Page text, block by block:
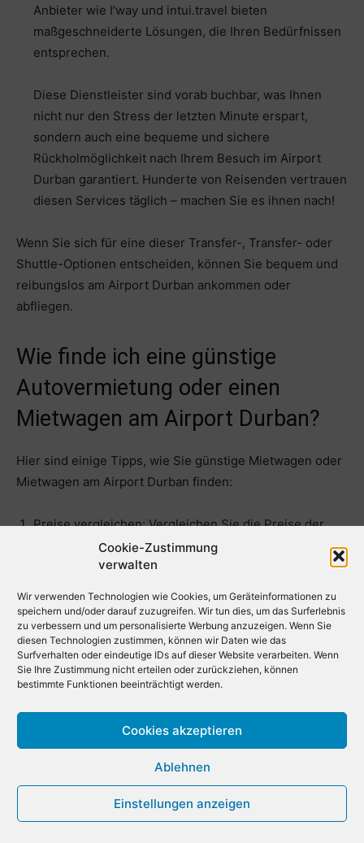
Cookie-Zustimmung
verwalten
Wir verwenden Technologien wie Cookies, um Geräteinformationen zu
speichern und/oder darauf zuzugreifen. Wir tun dies, um das Surferlebnis
zu verbessern und um personalisierte Werbung anzuzeigen. Wenn Sie
diesen Technologien zustimmen, können wir Daten wie das
Surfverhalten oder eindeutige IDs auf dieser Website verarbeiten. Wenn
Sie Ihre Zustimmung nicht erteilen oder zurückziehen, können
bestimmte Funktionen beeinträchtigt werden.
Cookies akzeptieren
Ablehnen
Einstellungen anzeigen
Anbieter wie I’way und intui.travel bieten
maßgeschneiderte Lösungen, die Ihren Bedürfnissen
entsprechen.
Diese Dienstleister sind vorab buchbar, was Ihnen
nicht nur den Stress der letzten Minute erspart,
sondern auch eine bequeme und sichere
Rückholmöglichkeit nach Ihrem Besuch im Airport
Durban garantiert. Hunderte von Reisenden vertrauen
diesen Services täglich – machen Sie es ihnen nach!
Wenn Sie sich für eine dieser Transfer-, Transfer- oder
Shuttle-Optionen entscheiden, können Sie bequem und
reibungslos am Airport Durban ankommen oder
abfliegen.
Wie finde ich eine günstige
Autovermietung oder einen
Mietwagen am Airport Durban?
Hier sind einige Tipps, wie Sie günstige Mietwagen oder
Mietwagen am Airport Durban finden:
Preise vergleichen: Vergleichen Sie die Preise der
verschiedenen Autovermietungen am Airport Durban.
Nutzen Sie hierfür Online-Vergleichsplattformen und
Economybookings.com, Discover Cars, Localrent.com,
Getrentacar.com und AutoEurope. Durch diese
Plattformen haben Sie nicht nur Zugriff auf Angebote
von großen Vermietern wie Hertz, Enterprise, Alamo,
Avis, Buchbinder, Budget, Dollar und Thrifty, sondern
können sich auch sicher sein, die besten verfügbaren
Preise für Ihren gewünschten Zeitraum zu finden.
Buchen Sie im Voraus: Buchen Sie Ihren Mietwagen
im Voraus, um bessere Preise und eine größere
Auswahl an verfügbaren Fahrzeugen zu erhalten.